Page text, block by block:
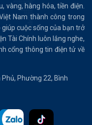
vàng, hàng hóa, tiền điện.
Nam thành công trong
cuộc sống của bạn trở
Tài Chính luôn lắng nghe,
cổng thông tin điện tử về
Phường 22, Bình